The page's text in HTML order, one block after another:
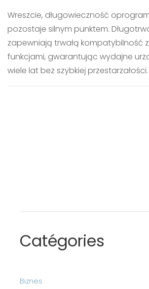
Wreszcie, długowieczność
pozostaje silnym punktem.
zapewniają trwałą kompatybilność
funkcjami, gwarantując wydajne
wiele lat bez szybkiej przestarzałości.
Catégories
Biznes